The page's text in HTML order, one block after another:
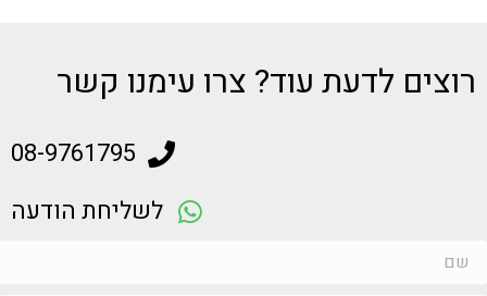
רוצים לדעת עוד? צרו עימנו קשר
08-9761795
לשליחת הודעה